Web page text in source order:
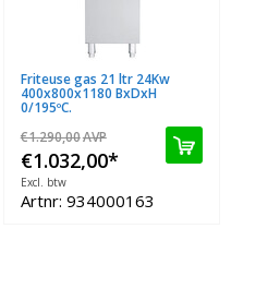
Friteuse gas 21 ltr 24Kw
400x800x1180 BxDxH
0/195ºC.
€1.290,00AVP
€1.032,00*
Excl. btw
Artnr: 934000163